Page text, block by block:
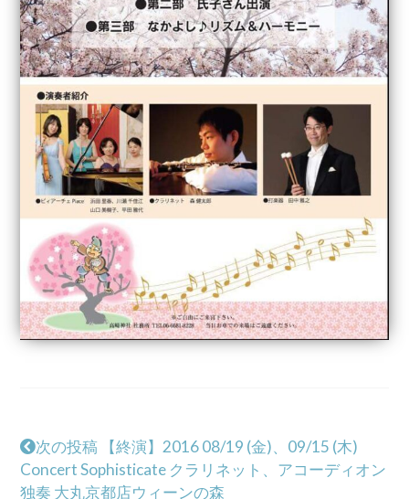
次の投稿 【終演】2016 08/19 (金)、09/15 (木)
Concert Sophisticate クラリネット、アコーディオン
独奏 大丸京都店ウィーンの森